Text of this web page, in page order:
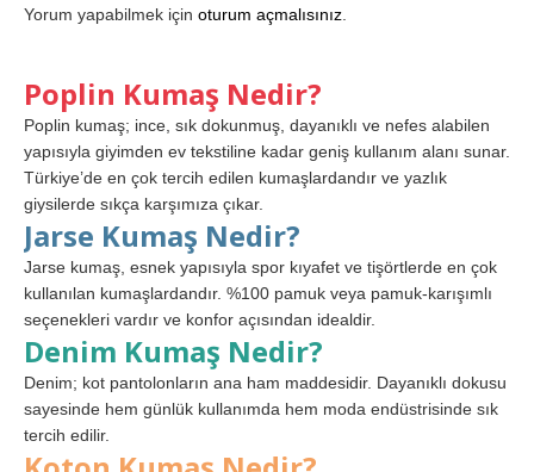
Yorum yapabilmek için oturum açmalısınız.
Poplin Kumaş Nedir?
Poplin kumaş; ince, sık dokunmuş, dayanıklı ve nefes alabilen
yapısıyla giyimden ev tekstiline kadar geniş kullanım alanı sunar.
Türkiye’de en çok tercih edilen kumaşlardandır ve yazlık
giysilerde sıkça karşımıza çıkar.
Jarse Kumaş Nedir?
Jarse kumaş, esnek yapısıyla spor kıyafet ve tişörtlerde en çok
kullanılan kumaşlardandır. %100 pamuk veya pamuk-karışımlı
seçenekleri vardır ve konfor açısından idealdir.
Denim Kumaş Nedir?
Denim; kot pantolonların ana ham maddesidir. Dayanıklı dokusu
sayesinde hem günlük kullanımda hem moda endüstrisinde sık
tercih edilir.